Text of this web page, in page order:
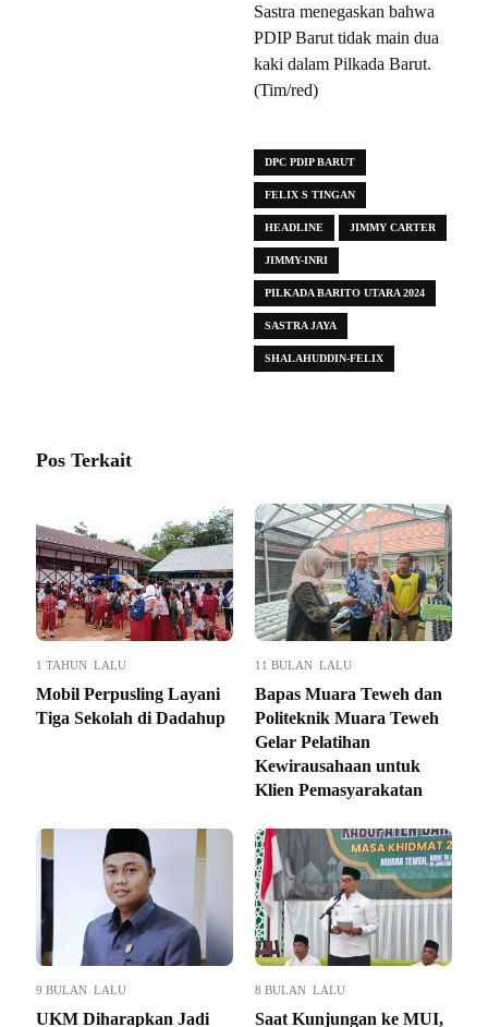
Sastra menegaskan bahwa
PDIP Barut tidak main dua
kaki dalam Pilkada Barut.
(Tim/red)
DPC PDIP BARUT
FELIX S TINGAN
HEADLINE JIMMY CARTER
JIMMY-INRI
PILKADA BARITO UTARA 2024
SASTRA JAYA
SHALAHUDDIN-FELIX
Pos Terkait
1 TAHUN LALU
Mobil Perpusling Layani
Tiga Sekolah di Dadahup
11 BULAN LALU
Bapas Muara Teweh dan
Politeknik Muara Teweh
Gelar Pelatihan
Kewirausahaan untuk
Klien Pemasyarakatan
9 BULAN LALU
UKM Diharapkan Jadi
8 BULAN LALU
Saat Kunjungan ke MUI,